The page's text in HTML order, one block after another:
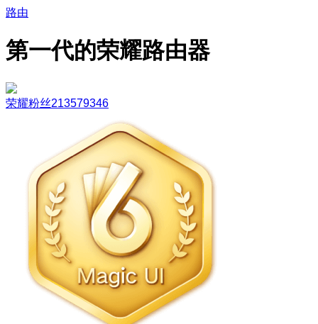
路由
第一代的荣耀路由器
荣耀粉丝213579346